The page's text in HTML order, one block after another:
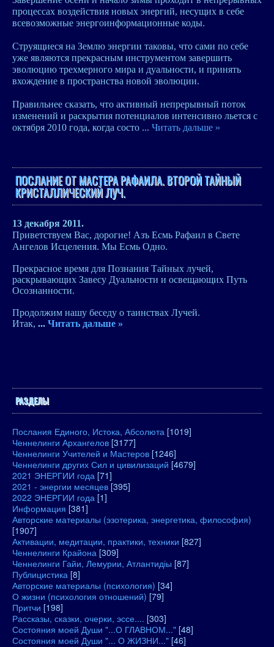
процессах воздействия новых энергий, несущих в себе
всевозможные энергоинформационные коды.
Струящиеся на Землю энергии таковы, что сами по себе
уже являются прекрасным инструментом завершить
эволюцию трехмерного мира и дуальности, и принять
вхождение в пространства новой эволюции.
Правильнее сказать, что активный непрерывный поток
изменений и раскрытия потенциалов интенсивно льется с
октября 2010 года, когда состо ... Читать дальше »
ПОСЛАНИЕ ОТ МАСТЕРА РАФАИЛА. ВТОРОЙ ТАЙНЫЙ
КРИСТАЛЛИЧЕСКИЙ ЛУЧ.
13 декабря 2011.
Приветствуем Вас, дорогие! Азъ Есмь Рафаил в Свете
Ангелов Исцеления. Мы Есмь Одно.
Прекрасное время для Познания Тайных лучей,
раскрывающих Завесу Дуальности и освещающих Путь
Осознанности.
Продолжим нашу беседу о таинствах Лучей.
Итак, ... Читать дальше »
РАЗДЕЛЫ
Послания Единого, Истока, Абсолюта [1019]
Ченнелинги Архангелов [3177]
Ченнелинги Учителей и Мастеров [1246]
Ченнелинги других Сил и цивилизаций [4679]
2021 ЭНЕРГИИ года [71]
2021 - энергии месяцев [395]
2022 ЭНЕРГИИ года [1]
Информация [381]
Авторские материалы (эзотерика, энергетика, философия)
[1907]
Активации, медитации, практики, техники [827]
Ченнелинги Крайона [309]
Ченнелинги Гайи, Лемурии, Атлантидіы [87]
Публицистика [8]
Авторские материалы (психология) [34]
О жизни (психология отношений) [79]
Притчи [198]
Рассказы, сказки, очерки, эссе.... [303]
Состояния моей Души "...О ГЛАВНОМ..." [48]
Состояния моей Души "... О ЖИЗНИ..." [46]